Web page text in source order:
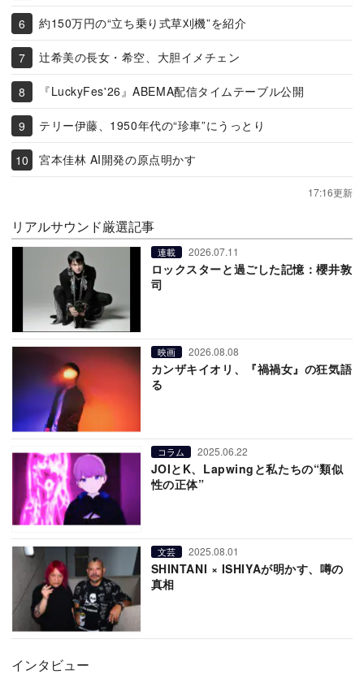
約150万円の“立ち乗り式草刈機”を紹介
辻希美の長女・希空、大胆イメチェン
『LuckyFes'26』ABEMA配信タイムテーブル公開
テリー伊藤、1950年代の“珍車”にうっとり
宮本佳林 AI開発の原点明かす
17:16更新
リアルサウンド厳選記事
連載 2026.07.11
ロックスターと過ごした記憶：櫻井敦
司
映画 2026.08.08
カンザキイオリ、『禍禍女』の狂気語
る
コラム 2025.06.22
JOIとK、Lapwingと私たちの“類似
性の正体”
文芸 2025.08.01
SHINTANI × ISHIYAが明かす、噂の
真相
インタビュー